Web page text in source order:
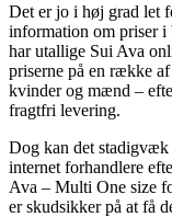
Det er jo i høj grad let
information om priser
har utallige Sui Ava
priserne på en række
kvinder og mænd –
fragtfri levering.
Dog kan det
internet forhandlere
Ava – Multi One size
er skudsikker på at få